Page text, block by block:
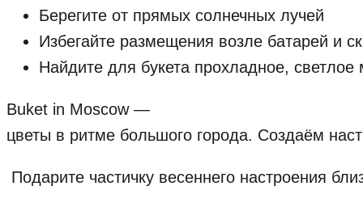
Берегите от прямых солнечных лучей
Избегайте размещения возле батарей и
Найдите для букета прохладное, светлое
Buket in Moscow—
цветы в ритме большого города. Создаём
Подарите частичку весеннего настроения